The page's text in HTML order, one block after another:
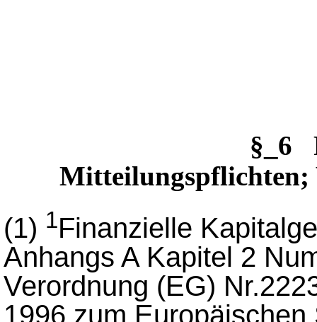
§_6
Mitteilungspflichten;
(1) 1Finanzielle
Anhangs A Kapitel 2
Verordnung (EG)
1996 zum